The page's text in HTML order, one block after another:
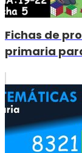
Fichas de
primaria